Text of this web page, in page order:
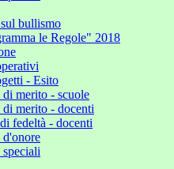
bullismo
le Regole" 2018
- Esito
merito - scuole
merito - docenti
fedeltà - docenti